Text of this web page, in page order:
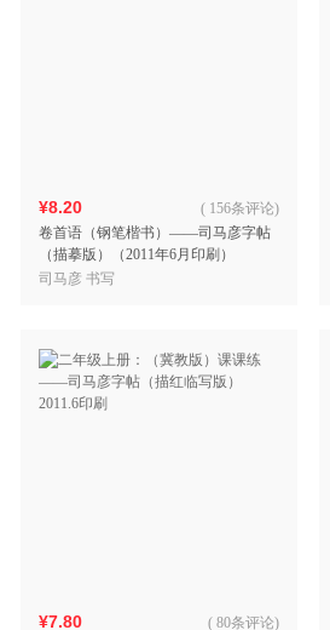
¥8.20
卷首语（钢笔楷书）——司马彦字帖
（描摹版）（2011年6月印刷）
( 156条评论)
司马彦 书写
¥7.80 ( 80条评论)